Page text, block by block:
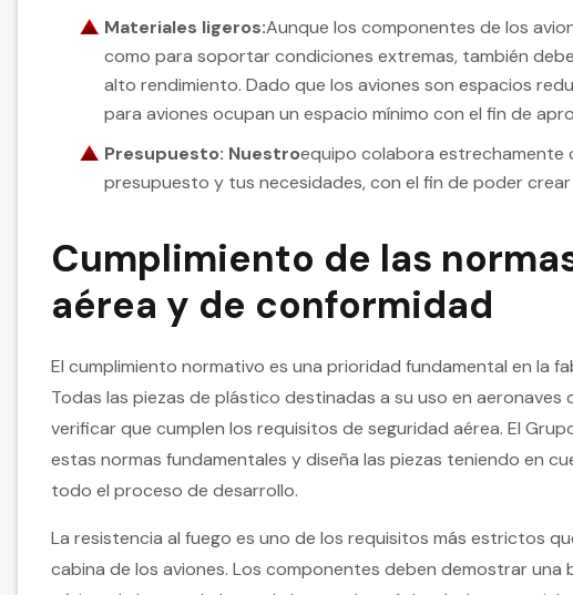
Materiales ligeros:Aunque los componentes de los
como para soportar condiciones extremas, también
alto rendimiento. Dado que los aviones son espacios
para aviones ocupan un espacio mínimo con el fin de
Presupuesto: Nuestroequipo colabora
presupuesto y tus necesidades, con el fin de poder
Cumplimiento de las
aérea y de conformidad
El cumplimiento normativo es una prioridad fundamental en la
Todas las piezas de plástico destinadas a su uso en
verificar que cumplen los requisitos de seguridad aérea. El
estas normas fundamentales y diseña las piezas teniendo en
todo el proceso de desarrollo.
La resistencia al fuego es uno de los requisitos más estrictos
cabina de los aviones. Los componentes deben demostrar una